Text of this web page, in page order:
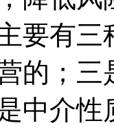
要有三
的；三
中介性